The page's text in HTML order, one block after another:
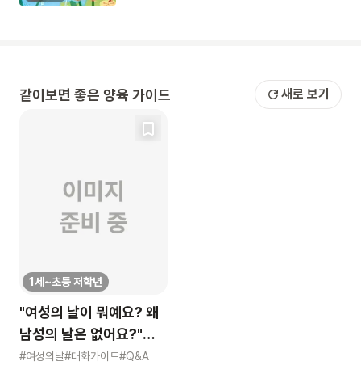
같이보면 좋은 양육 가이드 새로 보기
1세~초등 저학년
"여성의 날이 뭐예요? 왜
남성의 날은 없어요?"
묻는 어린이에게 이렇게
#여성의날#대화가이드#Q&A